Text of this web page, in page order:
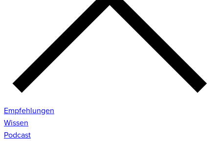
Empfehlungen
Wissen
Podcast